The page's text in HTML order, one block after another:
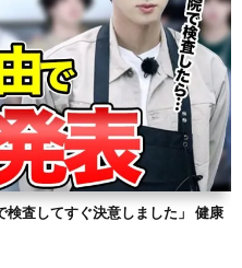
検査してすぐ決意しました」 健康